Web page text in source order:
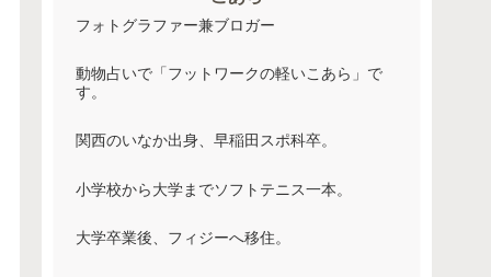
フォトグラファー兼ブロガー
動物占いで「フットワークの軽いこあら」で
す。
関西のいなか出身、早稲田スポ科卒。
小学校から大学までソフトテニス一本。
大学卒業後、フィジーへ移住。